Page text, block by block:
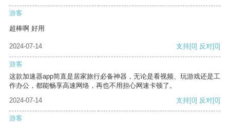
游客
超棒啊 好用
2024-07-14 支持[0] 反对[0]
游客
这款加速器app简直是居家旅行必备神器，无论是看视频、玩游戏还是工
作办公，都能畅享高速网络，再也不用担心网速卡顿了。
2024-07-14
支持[0] 反对[0]
游客